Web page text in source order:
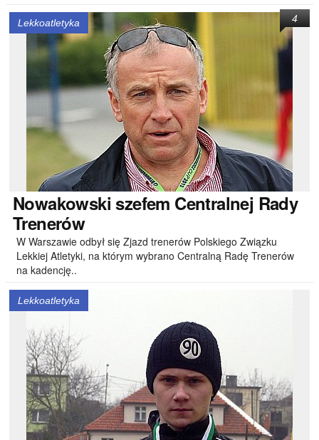
Lekkoatletyka
Nowakowski szefem Centralnej Rady
Trenerów
W Warszawie odbył się Zjazd trenerów Polskiego Związku
Lekkiej Atletyki, na którym wybrano Centralną Radę Trenerów
na kadencję..
4
Lekkoatletyka